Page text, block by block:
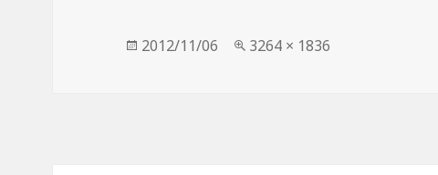
投
2012/11/06
フ
3264 × 1836